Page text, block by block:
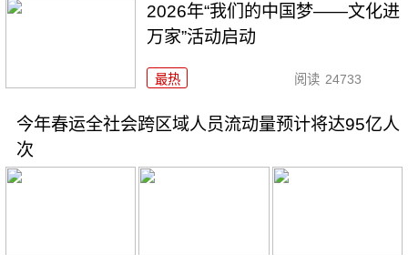
2026年“我们的中国梦——文化进
万家”活动启动
最热 阅读 24733
今年春运全社会跨区域人员流动量预计将达95亿人
次